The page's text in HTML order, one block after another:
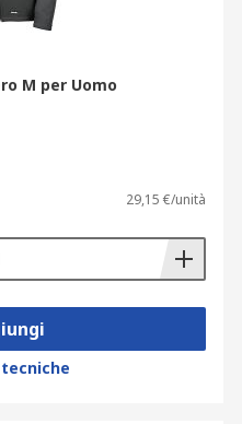
M per Uomo
29,15 €/unità